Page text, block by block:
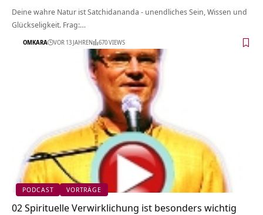
Deine wahre Natur ist Satchidananda - unendliches Sein, Wissen und
Glückseligkeit. Frag:…
OMKARA VOR 13 JAHREN 670 VIEWS
PODCAST VORTRÄGE
02 Spirituelle Verwirklichung ist besonders wichtig